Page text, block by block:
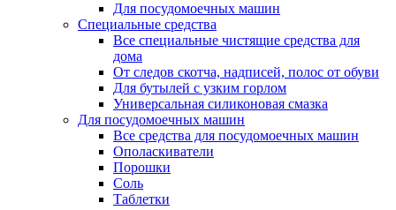
Для посудомоечных машин
Специальные средства
Все специальные чистящие средства для
дома
От следов скотча, надписей, полос от обуви
Для бутылей с узким горлом
Универсальная силиконовая смазка
Для посудомоечных машин
Все средства для посудомоечных машин
Ополаскиватели
Порошки
Соль
Таблетки